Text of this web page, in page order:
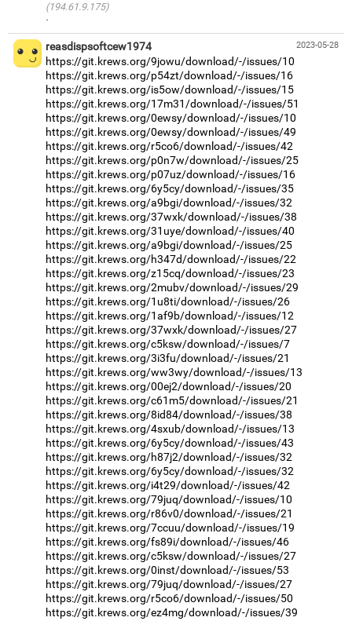
(194.61.9.175)
·
2023-05-28
reasdispsoftcew1974
https://git.krews.org/9jowu/download/-/issues/10
https://git.krews.org/p54zt/download/-/issues/16
https://git.krews.org/is5ow/download/-/issues/15
https://git.krews.org/17m31/download/-/issues/51
https://git.krews.org/0ewsy/download/-/issues/10
https://git.krews.org/0ewsy/download/-/issues/49
https://git.krews.org/r5co6/download/-/issues/42
https://git.krews.org/p0n7w/download/-/issues/25
https://git.krews.org/p07uz/download/-/issues/16
https://git.krews.org/6y5cy/download/-/issues/35
https://git.krews.org/a9bgi/download/-/issues/32
https://git.krews.org/37wxk/download/-/issues/38
https://git.krews.org/31uye/download/-/issues/40
https://git.krews.org/a9bgi/download/-/issues/25
https://git.krews.org/h347d/download/-/issues/22
https://git.krews.org/z15cq/download/-/issues/23
https://git.krews.org/2mubv/download/-/issues/29
https://git.krews.org/1u8ti/download/-/issues/26
https://git.krews.org/1af9b/download/-/issues/12
https://git.krews.org/37wxk/download/-/issues/27
https://git.krews.org/c5ksw/download/-/issues/7
https://git.krews.org/3i3fu/download/-/issues/21
https://git.krews.org/ww3wy/download/-/issues/13
https://git.krews.org/00ej2/download/-/issues/20
https://git.krews.org/c61m5/download/-/issues/21
https://git.krews.org/8id84/download/-/issues/38
https://git.krews.org/4sxub/download/-/issues/13
https://git.krews.org/6y5cy/download/-/issues/43
https://git.krews.org/h87j2/download/-/issues/32
https://git.krews.org/6y5cy/download/-/issues/32
https://git.krews.org/i4t29/download/-/issues/42
https://git.krews.org/79juq/download/-/issues/10
https://git.krews.org/r86v0/download/-/issues/21
https://git.krews.org/7ccuu/download/-/issues/19
https://git.krews.org/fs89i/download/-/issues/46
https://git.krews.org/c5ksw/download/-/issues/27
https://git.krews.org/0inst/download/-/issues/53
https://git.krews.org/79juq/download/-/issues/27
https://git.krews.org/r5co6/download/-/issues/50
https://git.krews.org/ez4mg/download/-/issues/39